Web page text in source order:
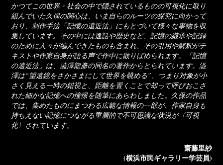
かつてこの世界・社会の中で隠されているものの可視化に取り
組んでいた久保の関心は、いま自らのルーツの探究に向かって
おり、制作手法「記憶の遠近法」にもとづいて様々な事物を収
集しています。その中には逸話や歴史など、記憶の継承や記録
のために人々が編んできたものも含まれ、その引用や解釈がテ
キストや作家自身が語る声で作中に散りばめられます。「記憶
の遠近法」は、澁澤龍彥の同名の著作からとられています。澁
澤は“望遠鏡をさかさまにして世界を眺める”、つまり対象が小
さく見える一時の錯視と、距離を置くことで却って呼びおこさ
れた細かな記憶への憧憬を随筆にあらわしました。久保の作品
では、集めたものにまつわる広範な情報の一部が、作家自身も
持ちえない記憶につながる重層的で不可思議な状況が〈可視
化〉されています。
齋藤里紗
(横浜市民ギャラリー学芸員)